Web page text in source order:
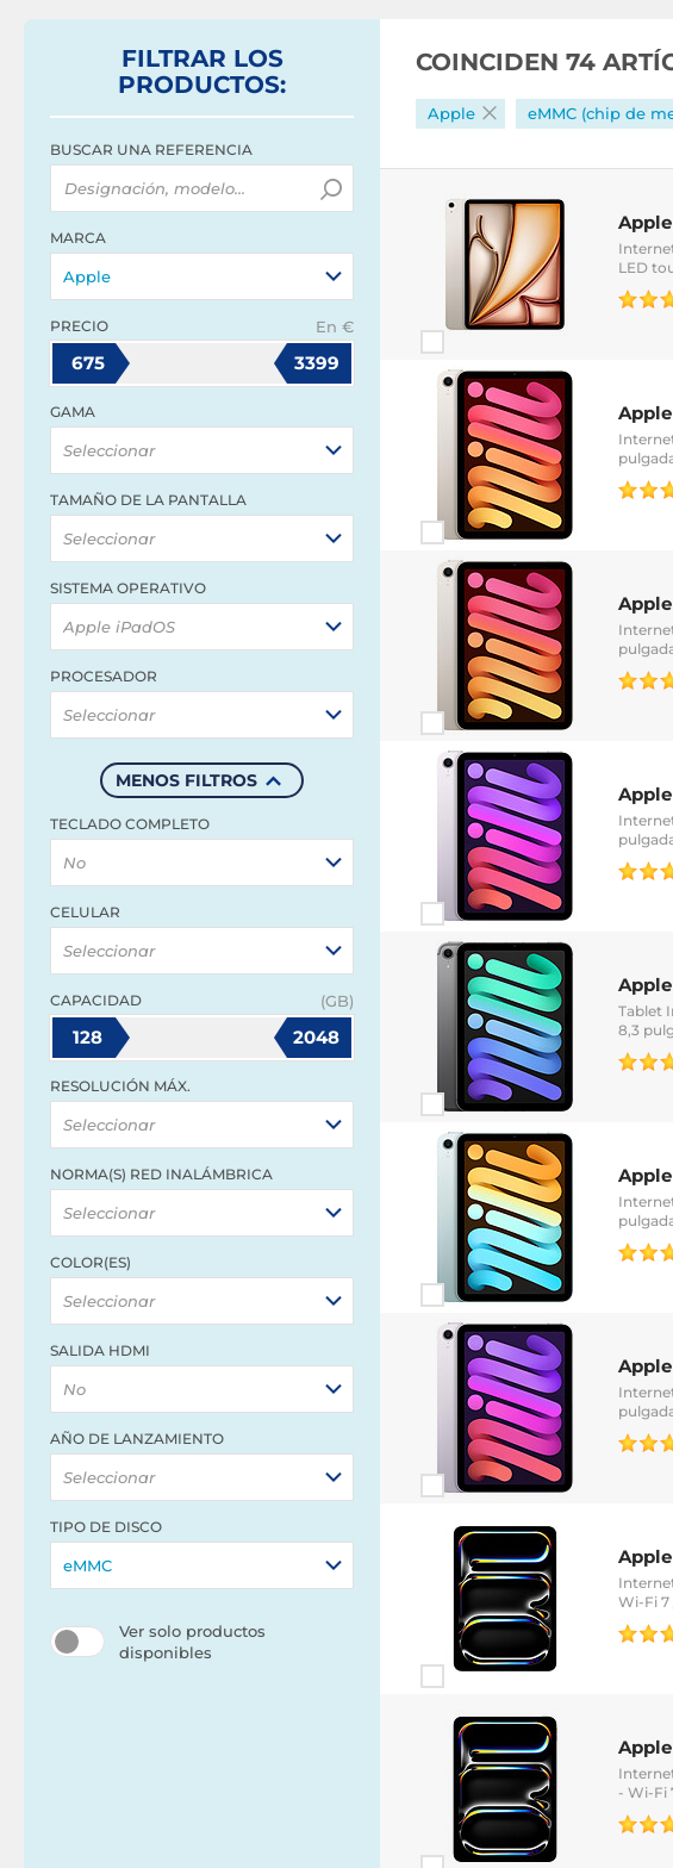
FILTRAR LOS
PRODUCTOS:
BUSCAR UNA REFERENCIA
MARCA
Apple
PRECIO En €
675 3399
GAMA
Seleccionar
TAMAÑO DE LA PANTALLA
Seleccionar
SISTEMA OPERATIVO
Apple iPadOS
PROCESADOR
Seleccionar
MENOS FILTROS
TECLADO COMPLETO
No
CELULAR
Seleccionar
CAPACIDAD (GB)
128 2048
RESOLUCIÓN MÁX.
Seleccionar
NORMA(S) RED INALÁMBRICA
Seleccionar
COLOR(ES)
Seleccionar
SALIDA HDMI
No
AÑO DE LANZAMIENTO
Seleccionar
TIPO DE DISCO
eMMC
Ver solo productos
disponibles
COINCIDEN 74
Apple eMMC (chip de
LED
Tablet
8,3
Wi-Fi 7
- Wi-Fi